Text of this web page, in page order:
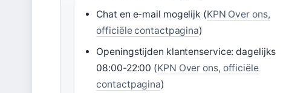
Chat en e-mail mogelijk (KPN Over ons,
officiële contactpagina)
Openingstijden klantenservice: dagelijks
08:00-22:00 (KPN Over ons, officiële
contactpagina)